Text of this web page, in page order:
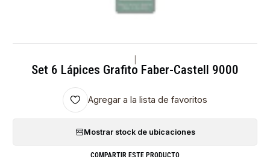
Set 6 Lápices Grafito Faber-Castell 9000
Agregar a la lista de favoritos
Mostrar stock de ubicaciones
COMPARTIR ESTE PRODUCTO